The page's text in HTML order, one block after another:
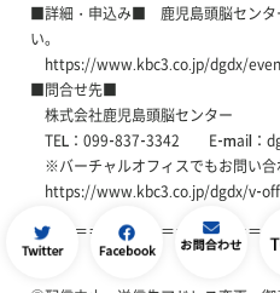
■詳細・申込み■ 鹿児島頭脳センタ
い。
https://www.kbc3.co.jp/dgdx/
■問合せ先■
株式会社鹿児島頭脳センター
TEL：099-837-3342 E-mail：
※バーチャルオフィスでもお問い合
https://www.kbc3.co.jp/dgdx/v-
＝＝＝＝＝＝＝＝＝＝＝＝＝＝＝＝
＝